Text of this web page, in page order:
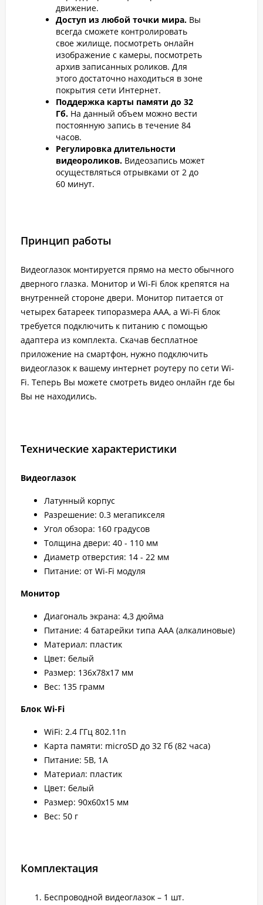
движение.
Доступ из любой точки мира. Вы
всегда сможете контролировать
свое жилище, посмотреть онлайн
изображение с камеры, посмотреть
архив записанных роликов. Для
этого достаточно находиться в зоне
покрытия сети Интернет.
Поддержка карты памяти до 32
Гб. На данный объем можно вести
постоянную запись в течение 84
часов.
Регулировка длительности
видеороликов. Видеозапись может
осуществляться отрывками от 2 до
60 минут.
Принцип работы
Видеоглазок монтируется прямо на место обычного
дверного глазка. Монитор и Wi-Fi блок крепятся на
внутренней стороне двери. Монитор питается от
четырех батареек типоразмера AAA, а Wi-Fi блок
требуется подключить к питанию с помощью
адаптера из комплекта. Скачав бесплатное
приложение на смартфон, нужно подключить
видеоглазок к вашему интернет роутеру по сети Wi-
Fi. Теперь Вы можете смотреть видео онлайн где бы
Вы не находились.
Технические характеристики
Видеоглазок
Латунный корпус
Разрешение: 0.3 мегапикселя
Угол обзора: 160 градусов
Толщина двери: 40 - 110 мм
Диаметр отверстия: 14 - 22 мм
Питание: от Wi-Fi модуля
Монитор
Диагональ экрана: 4,3 дюйма
Питание: 4 батарейки типа ААА (алкалиновые)
Материал: пластик
Цвет: белый
Размер: 136х78х17 мм
Вес: 135 грамм
Блок Wi-Fi
WiFi: 2.4 ГГц 802.11n
Карта памяти: microSD до 32 Гб (82 часа)
Питание: 5В, 1А
Материал: пластик
Цвет: белый
Размер: 90х60х15 мм
Вес: 50 г
Комплектация
Беспроводной видеоглазок – 1 шт.